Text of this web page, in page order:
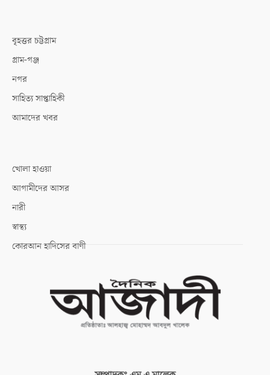
বৃহত্তর চট্টগ্রাম
গ্রাম-গঞ্জ
নগর
সাহিত্য সাপ্তাহিকী
আমাদের খবর
খোলা হাওয়া
আগামীদের আসর
নারী
স্বাস্থ্য
কোরআন হাদিসের বাণী